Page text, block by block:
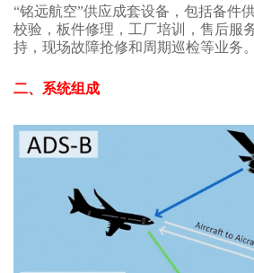
“铭远航空”供应成套设备 ， 包括备件
校验，板件修理，工厂培训，售后服
持， 现场故障抢修和周期巡检等业务。
二、系统组成